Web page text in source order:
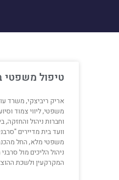
טיפול משפטי
אריק ריביצקי, משרד
משפטי, ליווי צמוד
וחברות ניהול והחזקה,
וועד בית מדיירים
משפטי מלא, החל
ניהול הליכים מול
המקרקעין ולשכת